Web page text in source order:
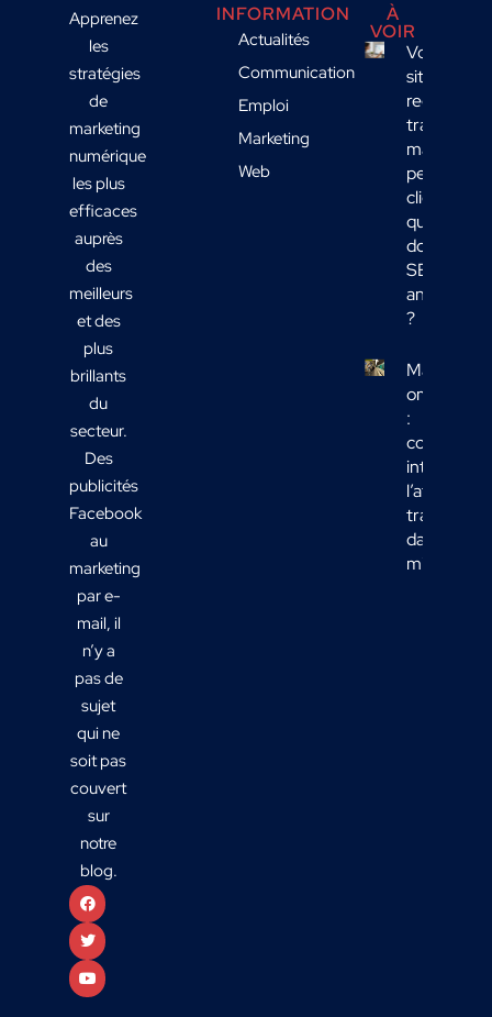
Apprenez
les
stratégies
de
marketing
numérique
les plus
efficaces
auprès
des
meilleurs
et des
plus
brillants
du
secteur.
Des
publicités
Facebook
au
marketing
par e-
mail, il
n’y a
pas de
sujet
qui ne
soit pas
couvert
sur
notre
blog.
INFORMATION
Actualités
Communication
Emploi
Marketing
Web
À
VOIR
Votre
site
reçoit du
trafic
mais
peu de
clients :
quelles
données
SEO
analyser
?
Marketing
omnicanal
:
comment
intégrer
l’affichage
transport
dans votre
mix média